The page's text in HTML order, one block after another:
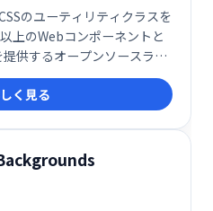
のユーティリティクラスを
上のWebコンポーネントと
供するオープンソースライ
ンポーネントにより、迅速か
します。すぐに使える高品
大幅に削減できます。
く見る